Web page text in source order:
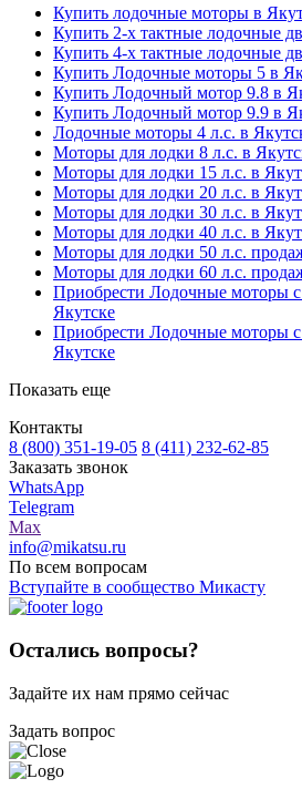
Купить лодочные моторы в
Купить 2-х тактные лодочные
Купить 4-х тактные лодочные
Купить Лодочные моторы 5 в
Купить Лодочный мотор 9.8 в
Купить Лодочный мотор 9.9 в
Лодочные моторы 4 л.с. в
Моторы для лодки 8 л.с. в
Моторы для лодки 15 л.с. в
Моторы для лодки 20 л.с. в
Моторы для лодки 30 л.с. в
Моторы для лодки 40 л.с. в
Моторы для лодки 50 л.с.
Моторы для лодки 60 л.с.
Приобрести Лодочные моторы с
Якутске
Приобрести Лодочные моторы
Якутске
Показать еще
Контакты
8 (800) 351-19-05 8 (411) 232-62-85
Заказать звонок
WhatsApp
Telegram
Max
info@mikatsu.ru
По всем вопросам
Вступайте в сообщество Микасту
Остались вопросы?
Задайте их нам прямо сейчас
Задать вопрос